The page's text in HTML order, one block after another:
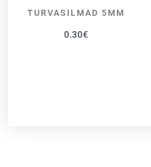
LISA KORVI
TURVASILMAD 5MM
0.30€